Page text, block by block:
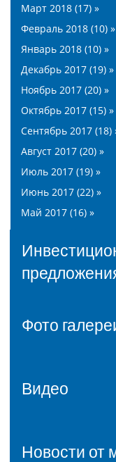
Март 2018 (17) »
Февраль 2018 (10) »
Январь 2018 (10) »
Декабрь 2017 (19) »
Ноябрь 2017 (20) »
Октябрь 2017 (15) »
Сентябрь 2017 (18)
Август 2017 (20) »
Июль 2017 (19) »
Июнь 2017 (22) »
Май 2017 (16) »
Инвестиционные
Фото
Видео
Новости от